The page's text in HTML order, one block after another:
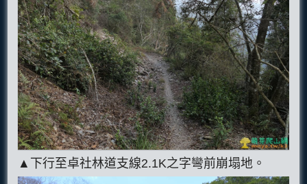
▲下行至卓社林道支線2.1K之字彎前崩塌地。